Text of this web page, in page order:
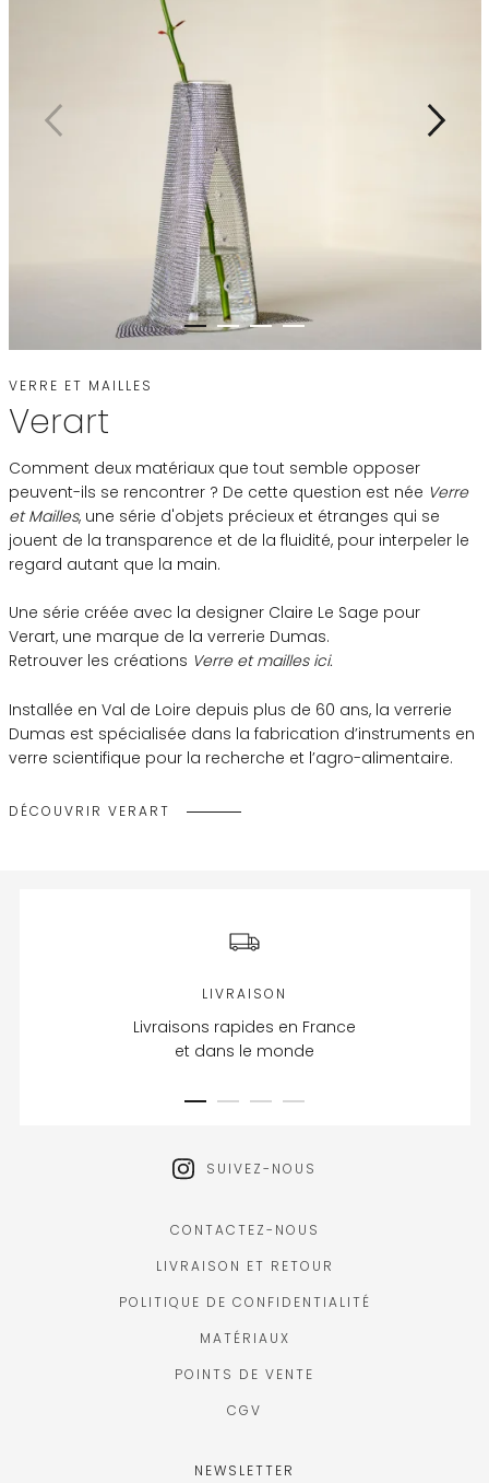
VERRE ET MAILLES
Verart
Comment deux matériaux que tout semble opposer
peuvent-ils se rencontrer ? De cette question est née Verre
et Mailles, une série d'objets précieux et étranges qui se
jouent de la transparence et de la fluidité, pour interpeler le
regard autant que la main.
Une série créée avec la designer Claire Le Sage pour
Verart, une marque de la verrerie Dumas.
Retrouver les créations Verre et mailles ici.
Installée en Val de Loire depuis plus de 60 ans, la verrerie
Dumas est spécialisée dans la fabrication d’instruments en
verre scientifique pour la recherche et l’agro-alimentaire.
DÉCOUVRIR VERART
LIVRAISON
Livraisons rapides en France
et dans le monde
SUIVEZ-NOUS
CONTACTEZ-NOUS
LIVRAISON ET RETOUR
POLITIQUE DE CONFIDENTIALITÉ
MATÉRIAUX
POINTS DE VENTE
CGV
NEWSLETTER